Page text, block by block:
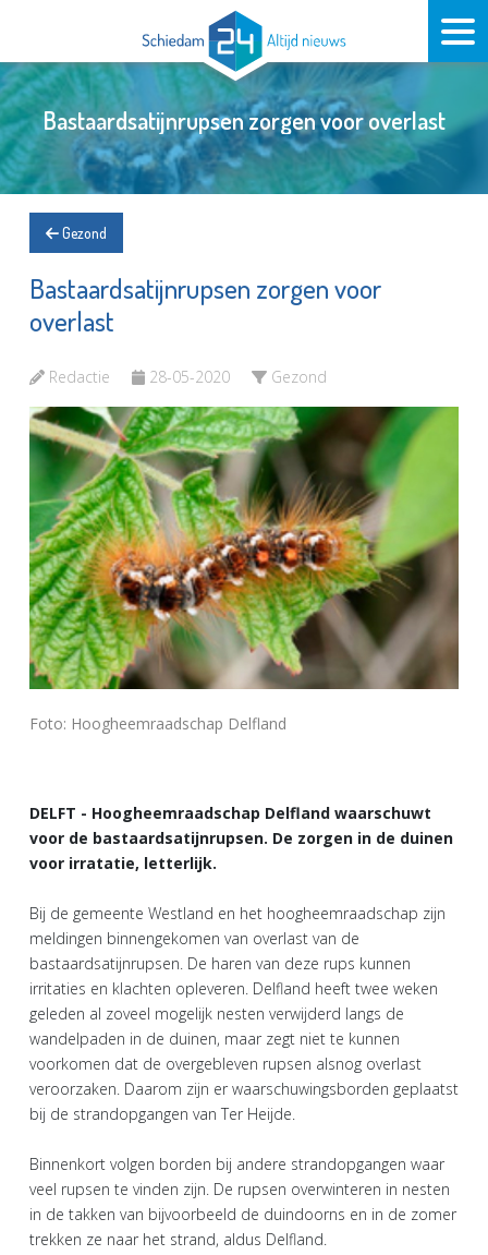
Bastaardsatijnrupsen zorgen voor overlast
Gezond
Bastaardsatijnrupsen zorgen voor
overlast
Redactie 28-05-2020 Gezond
Foto: Hoogheemraadschap Delfland
DELFT - Hoogheemraadschap Delfland waarschuwt
voor de bastaardsatijnrupsen. De zorgen in de duinen
voor irratatie, letterlijk.
Bij de gemeente Westland en het hoogheemraadschap zijn
meldingen binnengekomen van overlast van de
bastaardsatijnrupsen. De haren van deze rups kunnen
irritaties en klachten opleveren. Delfland heeft twee weken
geleden al zoveel mogelijk nesten verwijderd langs de
wandelpaden in de duinen, maar zegt niet te kunnen
voorkomen dat de overgebleven rupsen alsnog overlast
veroorzaken. Daarom zijn er waarschuwingsborden geplaatst
bij de strandopgangen van Ter Heijde.
Binnenkort volgen borden bij andere strandopgangen waar
veel rupsen te vinden zijn. De rupsen overwinteren in nesten
in de takken van bijvoorbeeld de duindoorns en in de zomer
trekken ze naar het strand, aldus Delfland.